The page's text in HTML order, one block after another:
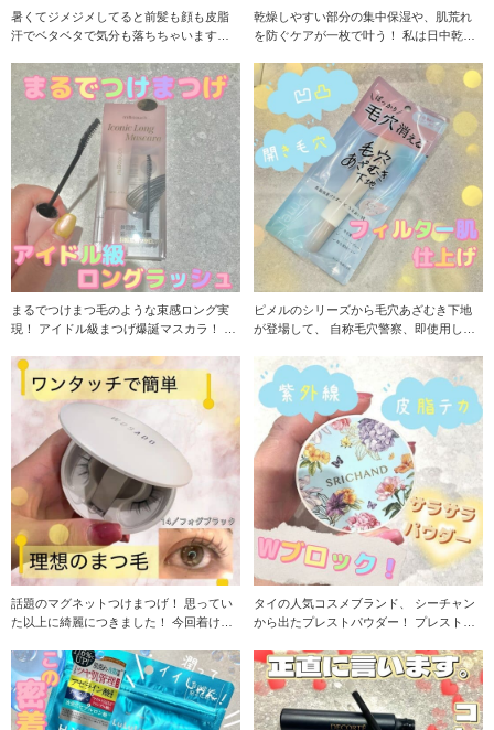
暑くてジメジメしてると前髪も顔も皮脂
汗でベタベタで気分も落ちちゃいますよ
乾燥しやすい部分の集中保湿や、肌荒れ
を防ぐケアが一枚で叶う！ 私は日中乾燥
まるでつけまつ毛のような束感ロング実
現！ アイドル級まつげ爆誕マスカラ！ 湿
ピメルのシリーズから毛穴あざむき下地
が登場して、 自称毛穴警察、即使用しま
話題のマグネットつけまつげ！ 思ってい
た以上に綺麗につきました！ 今回着けた
タイの人気コスメブランド、 シーチャン
から出たプレストパウダー！ プレストタ